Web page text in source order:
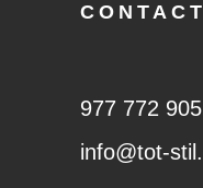
977 772 905
info@tot-